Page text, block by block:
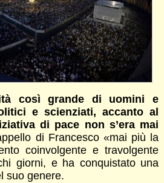
così grande di uomini e
e scienziati, accanto al
di pace non s’era mai
di Francesco «mai più la
coinvolgente e travolgente
giorni, e ha conquistato una
suo genere.